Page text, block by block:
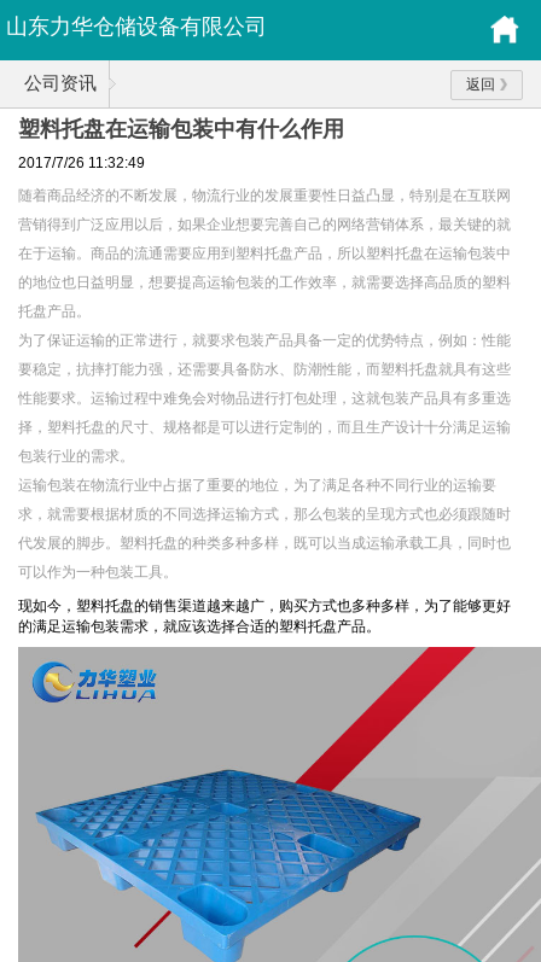
山东力华仓储设备有限公司
公司资讯 返回
塑料托盘在运输包装中有什么作用
2017/7/26 11:32:49
随着商品经济的不断发展，物流行业的发展重要性日益凸显，特别是在互联网
营销得到广泛应用以后，如果企业想要完善自己的网络营销体系，最关键的就
在于运输。商品的流通需要应用到塑料托盘产品，所以塑料托盘在运输包装中
的地位也日益明显，想要提高运输包装的工作效率，就需要选择高品质的塑料
托盘产品。
为了保证运输的正常进行，就要求包装产品具备一定的优势特点，例如：性能
要稳定，抗摔打能力强，还需要具备防水、防潮性能，而塑料托盘就具有这些
性能要求。运输过程中难免会对物品进行打包处理，这就包装产品具有多重选
择，塑料托盘的尺寸、规格都是可以进行定制的，而且生产设计十分满足运输
包装行业的需求。
运输包装在物流行业中占据了重要的地位，为了满足各种不同行业的运输要
求，就需要根据材质的不同选择运输方式，那么包装的呈现方式也必须跟随时
代发展的脚步。塑料托盘的种类多种多样，既可以当成运输承载工具，同时也
可以作为一种包装工具。
现如今，塑料托盘的销售渠道越来越广，购买方式也多种多样，为了能够更好
的满足运输包装需求，就应该选择合适的塑料托盘产品。